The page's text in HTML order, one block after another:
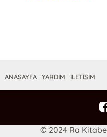
ANASAYFA YARDIM İLETİŞİM
© 2024 Ra